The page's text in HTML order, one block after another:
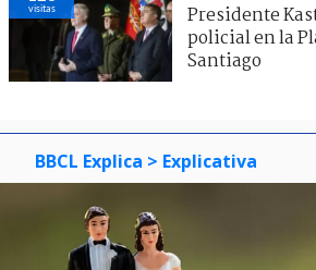
visitas
Presidente
policial en la
Santiago
BBCL Explica > Explicativa